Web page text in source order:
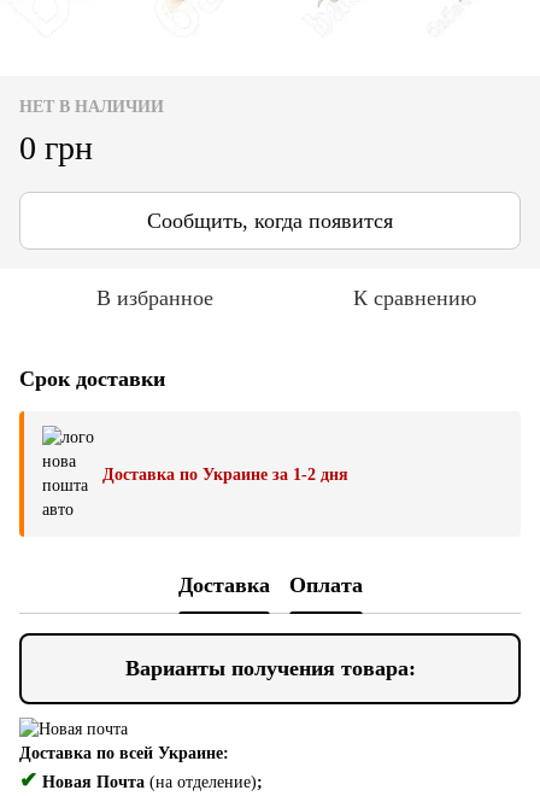
НЕТ В НАЛИЧИИ
0 грн
Сообщить, когда появится
В избранное К сравнению
Срок доставки
Доставка по Украине за 1-2 дня
Доставка Оплата
Варианты получения товара:
Доставка по всей Украине:
✔ Новая Почта (на отделение);